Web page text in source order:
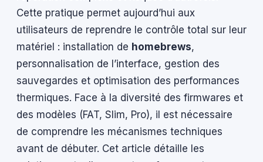
Cette pratique permet aujourd’hui aux
utilisateurs de reprendre le contrôle total sur leur
matériel : installation de homebrews,
personnalisation de l’interface, gestion des
sauvegardes et optimisation des performances
thermiques. Face à la diversité des firmwares et
des modèles (FAT, Slim, Pro), il est nécessaire
de comprendre les mécanismes techniques
avant de débuter. Cet article détaille les